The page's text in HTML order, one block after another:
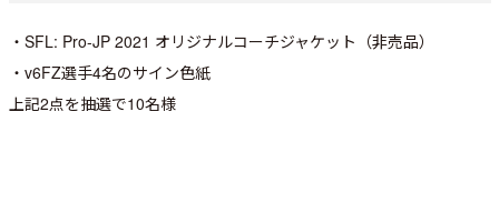
・SFL: Pro-JP 2021 オリジナルコーチジャケット（非売品）
・v6FZ選手4名のサイン色紙
上記2点を抽選で10名様